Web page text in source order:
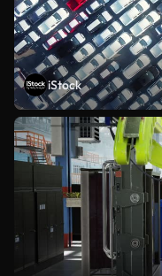
iStock